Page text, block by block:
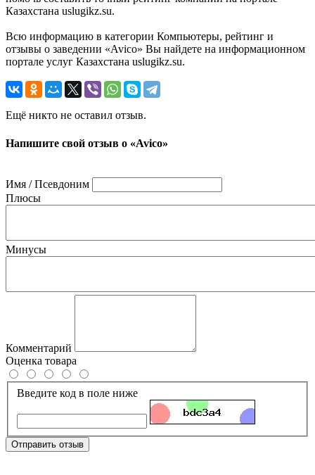
Казахстана uslugikz.su.
Всю информацию в категории Компьютеры, рейтинг и
отзывы о заведении «Avico» Вы найдете на информационном
портале услуг Казахстана uslugikz.su.
Ещё никто не оставил отзыв.
Напишите свой отзыв о «Avico»
Имя / Псевдоним
Плюсы
Минусы
Комментарий
Оценка товара
Введите код в поле ниже
Отправить отзыв